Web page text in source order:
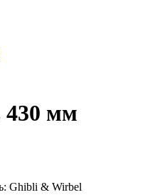
430 мм
Ghibli & Wirbel